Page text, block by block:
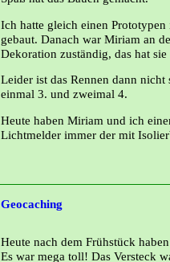
Ich hatte gleich einen
gebaut. Danach war Miriam an
Dekoration zuständig, das hat
Leider ist das Rennen dann
einmal 3. und zweimal 4.
Heute haben Miriam und ich
Lichtmelder immer der mit
Geocaching
Heute nach dem Frühstück
Es war mega toll! Das Versteck